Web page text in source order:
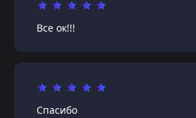
Все ок!!!
Спасибо